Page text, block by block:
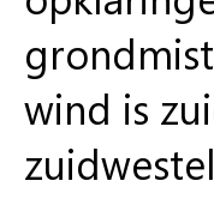
wind is